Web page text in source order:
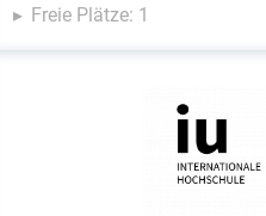
Freie Plätze: 1